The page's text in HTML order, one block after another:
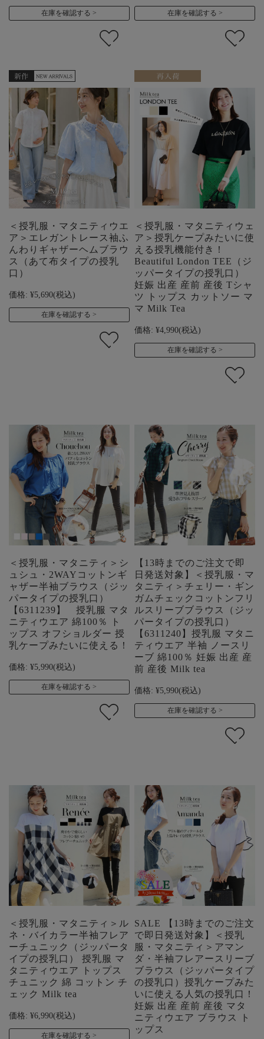
在庫を確認する 在庫を確認する
＜授乳服・マタニティウエ
ア＞エレガントレース袖ふ
んわりギャザーヘムブラウ
ス（あて布タイプの授乳
口）
価格: ¥5,690(税込)
在庫を確認する
＜授乳服・マタニティウェ
ア＞授乳ケープみたいに使
える授乳機能付き！
Beautiful London TEE（ジ
ッパータイプの授乳口）
妊娠 出産 産前 産後 Tシャ
ツ トップス カットソー マ
マ Milk Tea
価格: ¥4,990(税込)
在庫を確認する
＜授乳服・マタニティ＞シ
ュシュ・2WAYコットンギ
ャザー半袖ブラウス（ジッ
パータイプの授乳口）
【6311239】 授乳服 マタ
ニティウエア 綿100％ ト
ップス オフショルダー 授
乳ケープみたいに使える！
価格: ¥5,990(税込)
在庫を確認する
【13時までのご注文で即
日発送対象】＜授乳服・マ
タニティ＞チェリー・ギン
ガムチェックコットンフリ
ルスリーブブラウス（ジッ
パータイプの授乳口）
【6311240】授乳服 マタニ
ティウエア 半袖 ノースリ
ーブ 綿100％ 妊娠 出産 産
前 産後 Milk tea
価格: ¥5,990(税込)
在庫を確認する
＜授乳服・マタニティ＞ル
ネ・バイカラー半袖フレア
ーチュニック（ジッパータ
イプの授乳口） 授乳服 マ
タニティウエア トップス
チュニック 綿 コットン チ
ェック Milk tea
価格: ¥6,990(税込)
在庫を確認する
SALE 【13時までのご注文
で即日発送対象】＜授乳
服・マタニティ＞アマン
ダ・半袖フレアースリーブ
ブラウス（ジッパータイプ
の授乳口）授乳ケープみた
いに使える人気の授乳口！
妊娠 出産 産前 産後 マタ
ニティウエア ブラウス ト
ップス